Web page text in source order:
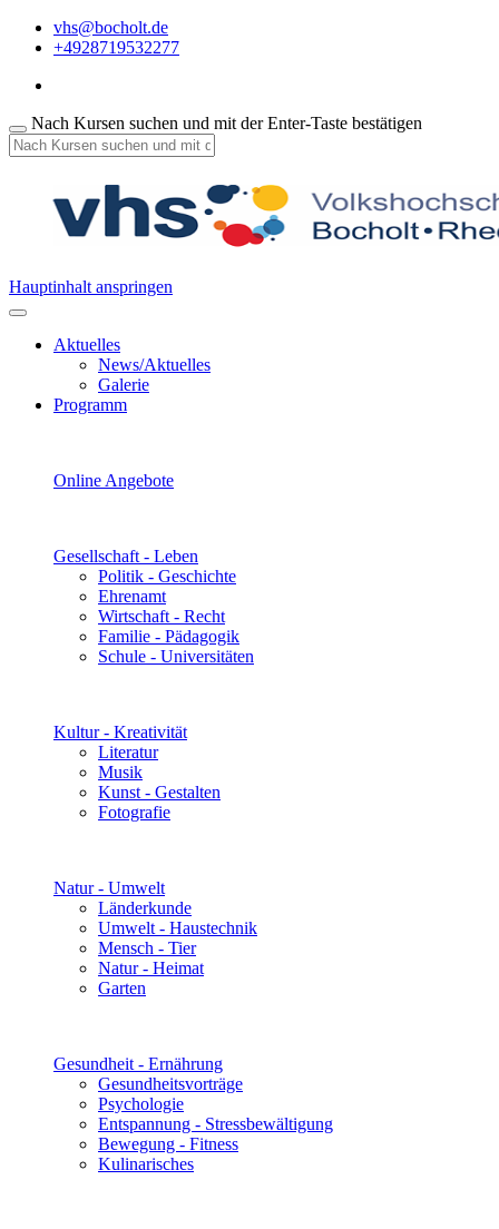
vhs@bocholt.de
+4928719532277
Nach Kursen suchen und mit der Enter-Taste bestätigen
Hauptinhalt anspringen
Aktuelles
News/Aktuelles
Galerie
Programm
Online Angebote
Gesellschaft - Leben
Politik - Geschichte
Ehrenamt
Wirtschaft - Recht
Familie - Pädagogik
Schule - Universitäten
Kultur - Kreativität
Literatur
Musik
Kunst - Gestalten
Fotografie
Natur - Umwelt
Länderkunde
Umwelt - Haustechnik
Mensch - Tier
Natur - Heimat
Garten
Gesundheit - Ernährung
Gesundheitsvorträge
Psychologie
Entspannung - Stressbewältigung
Bewegung - Fitness
Kulinarisches